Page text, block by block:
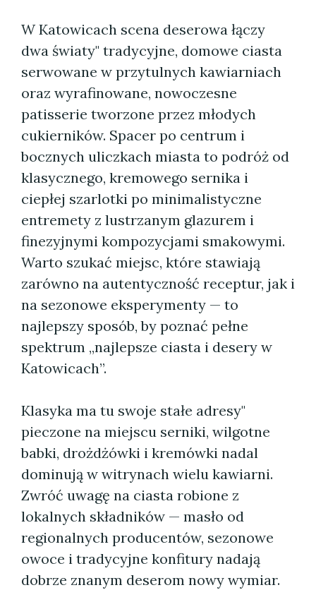
W Katowicach scena deserowa łączy
dwa światy" tradycyjne, domowe ciasta
serwowane w przytulnych kawiarniach
oraz wyrafinowane, nowoczesne
patisserie tworzone przez młodych
cukierników. Spacer po centrum i
bocznych uliczkach miasta to podróż od
klasycznego, kremowego sernika i
ciepłej szarlotki po minimalistyczne
entremety z lustrzanym glazurem i
finezyjnymi kompozycjami smakowymi.
Warto szukać miejsc, które stawiają
zarówno na autentyczność receptur, jak i
na sezonowe eksperymenty — to
najlepszy sposób, by poznać pełne
spektrum „najlepsze ciasta i desery w
Katowicach”.
Klasyka ma tu swoje stałe adresy"
pieczone na miejscu serniki, wilgotne
babki, drożdżówki i kremówki nadal
dominują w witrynach wielu kawiarni.
Zwróć uwagę na ciasta robione z
lokalnych składników — masło od
regionalnych producentów, sezonowe
owoce i tradycyjne konfitury nadają
dobrze znanym deserom nowy wymiar.